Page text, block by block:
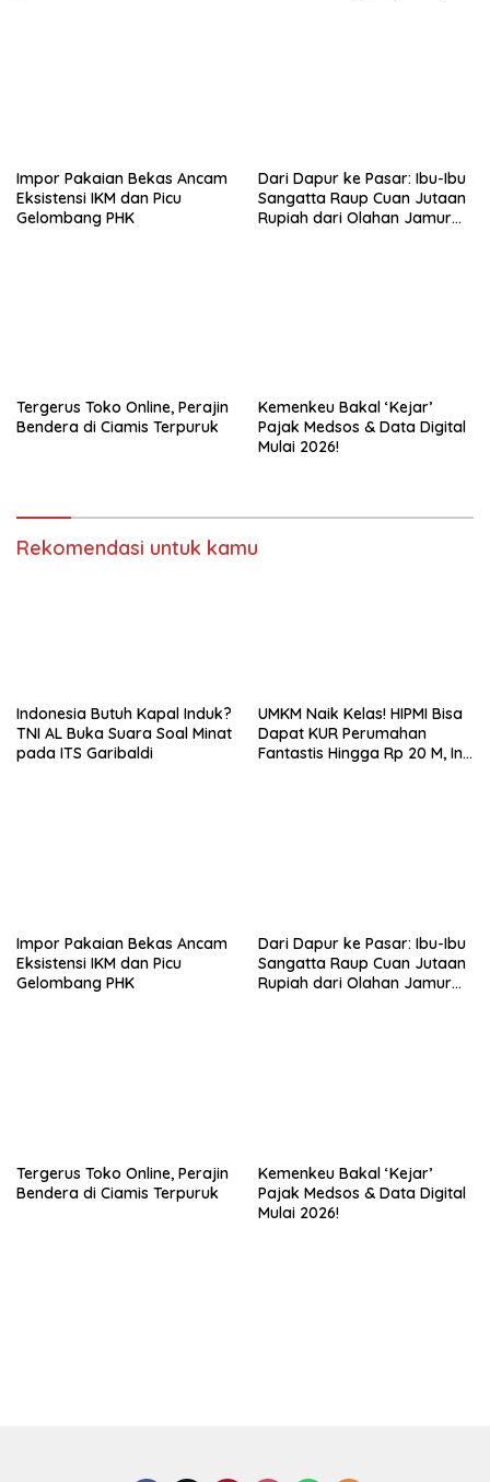
Impor Pakaian Bekas Ancam
Eksistensi IKM dan Picu
Gelombang PHK
Dari Dapur ke Pasar: Ibu-Ibu
Sangatta Raup Cuan Jutaan
Rupiah dari Olahan Jamur
Tergerus Toko Online, Perajin
Bendera di Ciamis Terpuruk
Kemenkeu Bakal ‘Kejar’
Pajak Medsos & Data Digital
Mulai 2026!
Rekomendasi untuk kamu
Indonesia Butuh Kapal Induk?
TNI AL Buka Suara Soal Minat
pada ITS Garibaldi
UMKM Naik Kelas! HIPMI Bisa
Dapat KUR Perumahan
Fantastis Hingga Rp 20 M, Ini
Impor Pakaian Bekas Ancam
Eksistensi IKM dan Picu
Gelombang PHK
Dari Dapur ke Pasar: Ibu-Ibu
Sangatta Raup Cuan Jutaan
Rupiah dari Olahan Jamur
Tergerus Toko Online, Perajin
Bendera di Ciamis Terpuruk
Kemenkeu Bakal ‘Kejar’
Pajak Medsos & Data Digital
Mulai 2026!